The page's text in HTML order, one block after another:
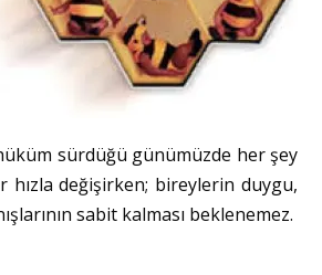
sürdüğü günümüzde her şey
hızla değişirken; bireylerin duygu,
sabit kalması beklenemez.